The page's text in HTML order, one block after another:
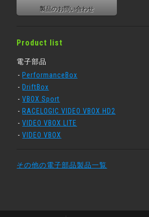
製品のお問い合わせ
Product list
電子部品
PerformanceBox
DriftBox
VBOX Sport
RACELOGIC VIDEO VBOX HD2
VIDEO VBOX LITE
VIDEO VBOX
その他の電子部品製品一覧